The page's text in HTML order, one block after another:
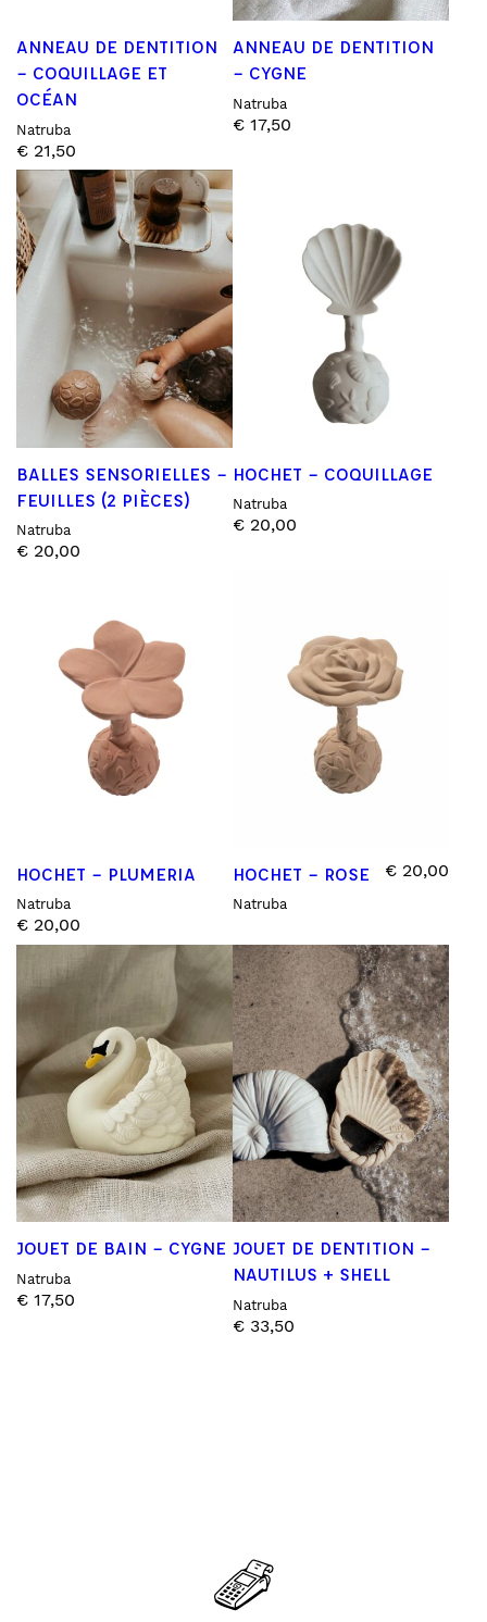
ANNEAU DE DENTITION
– COQUILLAGE ET
OCÉAN
Natruba
€ 21,50
ANNEAU DE DENTITION
– CYGNE
Natruba
€ 17,50
BALLES SENSORIELLES –
FEUILLES (2 PIÈCES)
Natruba
€ 20,00
HOCHET – COQUILLAGE
Natruba
€ 20,00
HOCHET – PLUMERIA
Natruba
€ 20,00
HOCHET – ROSE
Natruba
€ 20,00
JOUET DE BAIN – CYGNE
Natruba
€ 17,50
JOUET DE DENTITION –
NAUTILUS + SHELL
Natruba
€ 33,50